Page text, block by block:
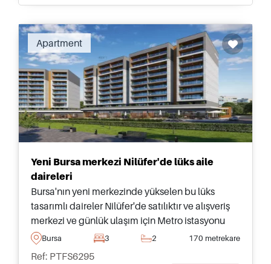
Apartment
Yeni Bursa merkezi Nilüfer'de lüks aile
daireleri
Bursa'nın yeni merkezinde yükselen bu lüks
tasarımlı daireler Nilüfer'de satılıktır ve alışveriş
merkezi ve günlük ulaşım için Metro istasyonu
gibi olanaklara birkaç dakika uzaklıktadır.
Bursa 3 2 170 metrekare
Ref: PTFS6295